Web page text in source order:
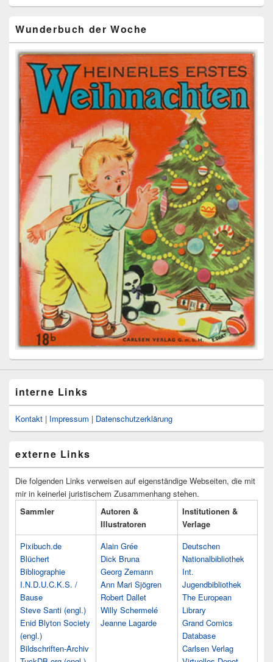
Wunderbuch der Woche
interne Links
Kontakt | Impressum | Datenschutzerklärung
externe Links
Die folgenden Links verweisen auf eigenständige Webseiten, die mit
mir in keinerlei juristischem Zusammenhang stehen.
Sammler
Autoren &
Illustratoren
Institutionen &
Verlage
Pixibuch.de
Blüchert
Bibliographie
I.N.D.U.C.K.S. /
Bause
Steve Santi (engl.)
Enid Blyton Society
(engl.)
Bildschriften-Archiv
Alain Grée
Dick Bruna
Georg Zemann
Ann Mari Sjögren
Robert Dallet
Willy Schermelé
Jeanne Lagarde
Deutschen
Nationalbibliothek
Int.
Jugendbibliothek
The European
Library
Grand Comics
Database
Carlsen Verlag